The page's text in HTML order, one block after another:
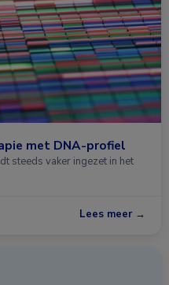
met DNA-profiel
steeds vaker ingezet in het
Lees meer →